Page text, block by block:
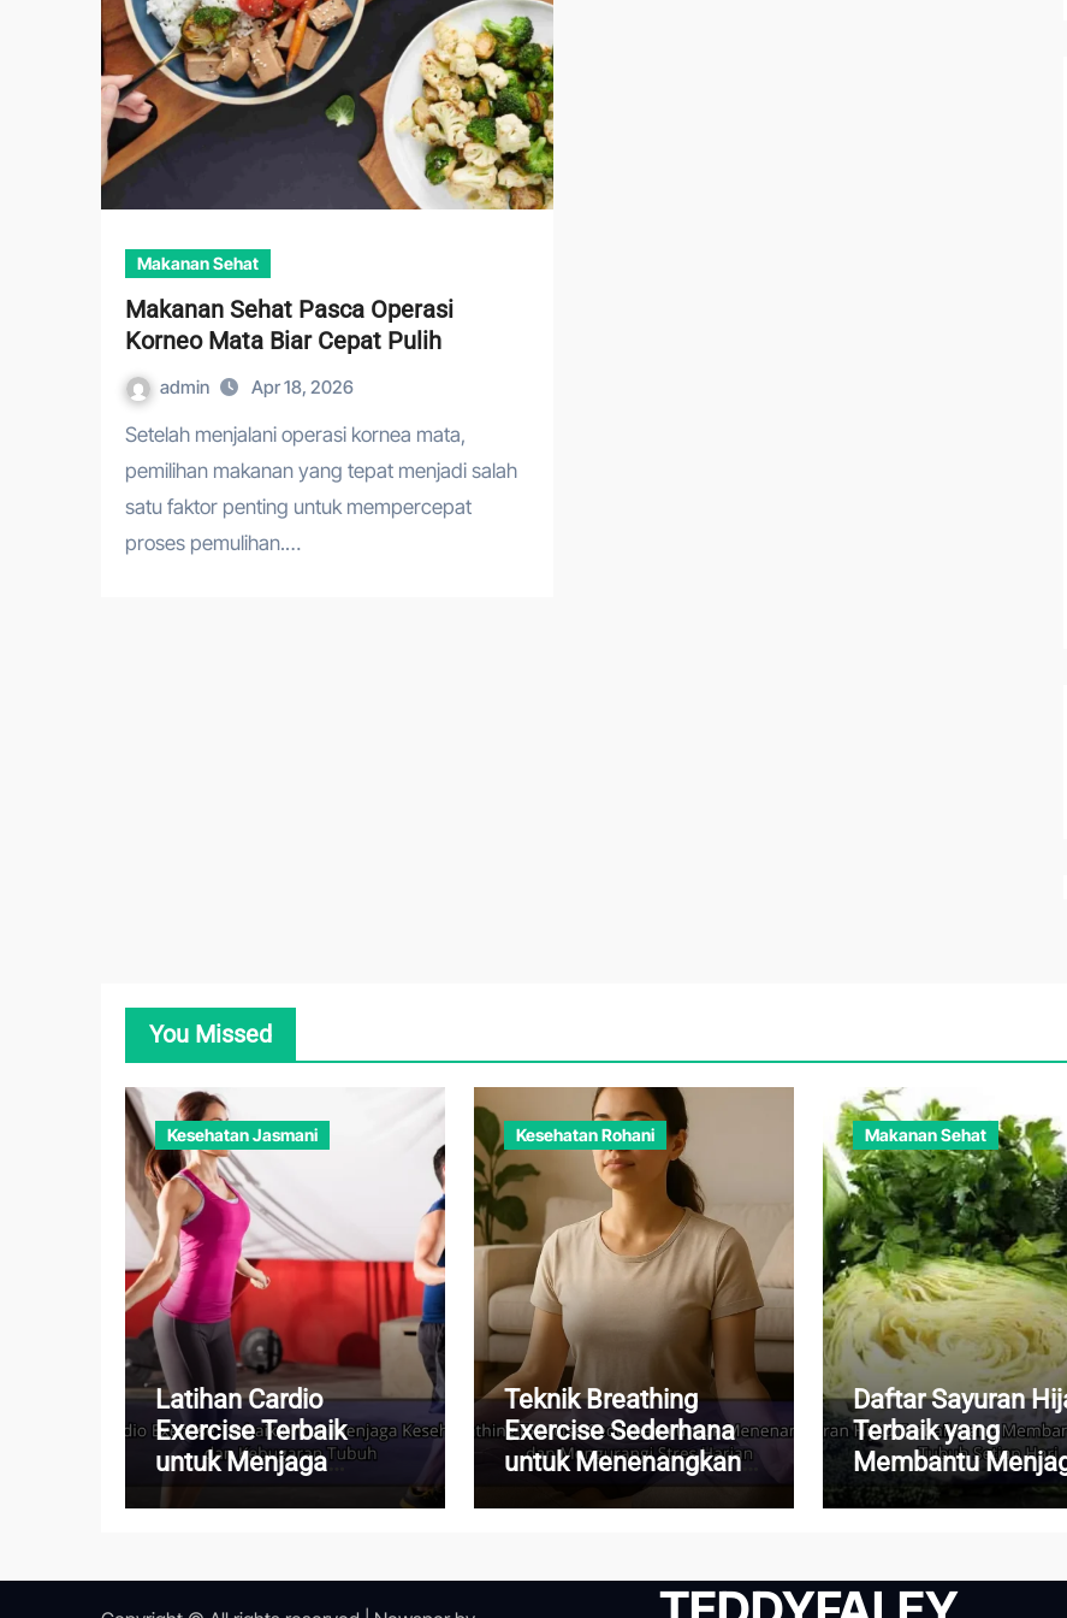
Makanan Sehat
Makanan Sehat Pasca Operasi
Korneo Mata Biar Cepat Pulih
admin Apr 18, 2026
Setelah menjalani operasi kornea mata,
pemilihan makanan yang tepat menjadi salah
satu faktor penting untuk mempercepat
proses pemulihan.…
You Missed
Kesehatan Jasmani
Latihan Cardio
Exercise Terbaik
untuk Menjaga
Kesehatan Jantung
Kesehatan Rohani
Teknik Breathing
Exercise Sederhana
untuk Menenangkan
Pikiran dan
Makanan Sehat
Daftar Sayuran
Terbaik yang
Membantu
Kesehatan Tubuh